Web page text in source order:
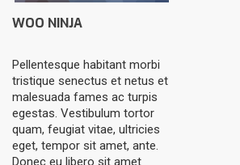
WOO NINJA
Pellentesque habitant morbi
tristique senectus et netus et
malesuada fames ac turpis
egestas. Vestibulum tortor
quam, feugiat vitae, ultricies
eget, tempor sit amet, ante.
Donec eu libero sit amet